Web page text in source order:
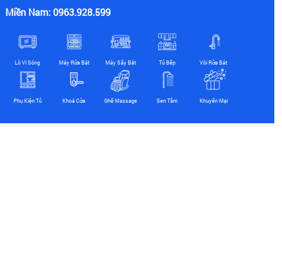
Miền Nam: 0963.928.599
Lò Vi Sóng Máy Rửa Bát Máy Sấy Bát Tủ Bếp Vòi Rửa Bát
Phụ Kiện Tủ Khoá Cửa Ghế Massage Sen Tắm Khuyến Mại